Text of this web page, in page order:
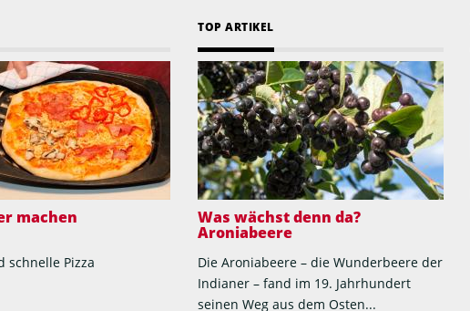
machen
schnelle Pizza
TOP ARTIKEL
Was wächst denn da?
Aroniabeere
Die Aroniabeere – die Wunderbeere der
Indianer – fand im 19. Jahrhundert
seinen Weg aus dem Osten...